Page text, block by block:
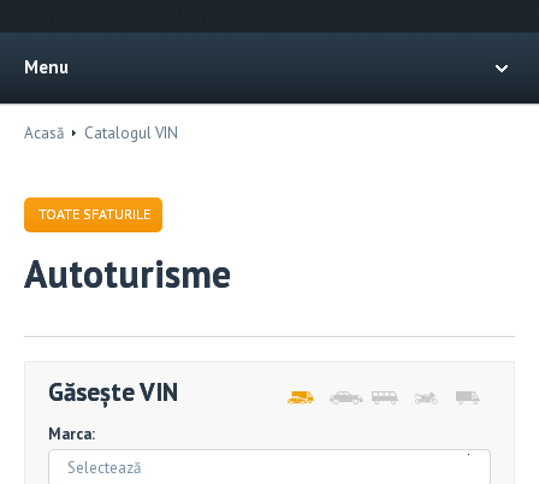
Menu
Acasă Catalogul VIN
TOATE SFATURILE
Autoturisme
Găsește VIN
Marca:
Selectează